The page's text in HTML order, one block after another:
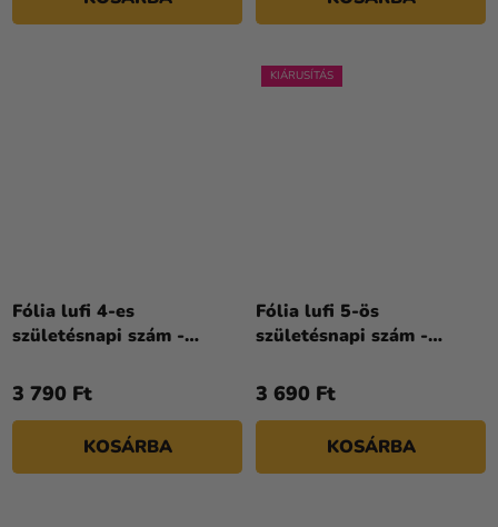
Fólia lufi 4-es
születésnapi szám -
3 790 Ft
KOSÁRBA
KIÁRUSÍTÁS
Fólia lufi 5-ös
születésnapi szám -
3 690 Ft
KOSÁRBA